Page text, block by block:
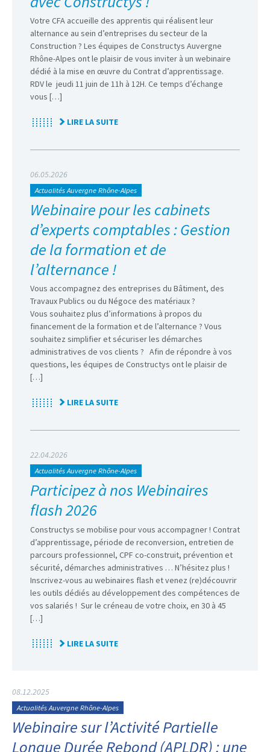
Votre CFA accueille des apprentis qui réalisent leur
alternance au sein d’entreprises du secteur de la
Construction ? Les équipes de Constructys Auvergne
Rhône-Alpes ont le plaisir de vous inviter à un webinaire
dédié à la mise en œuvre du Contrat d’apprentissage.
RDV le jeudi 11 juin de 11h à 12H. Ce temps d’échange
vous […]
LIRE LA SUITE
06.05.2026
Actualités Auvergne Rhône-Alpes
Webinaire pour les cabinets
d’experts comptables : Gestion
de la formation et de
l’alternance !
Vous accompagnez des entreprises du Bâtiment, des
Travaux Publics ou du Négoce des matériaux ?
Vous souhaitez plus d’informations à propos du
financement de la formation et de l’alternance ? Vous
souhaitez simplifier et sécuriser les démarches
administratives de vos clients ? Afin de répondre à vos
questions, les équipes de Constructys ont le plaisir de
[…]
LIRE LA SUITE
22.04.2026
Actualités Auvergne Rhône-Alpes
Participez à nos Webinaires
flash 2026
Constructys se mobilise pour vous accompagner ! Contrat
d’apprentissage, période de reconversion, entretien de
parcours professionnel, CPF co-construit, prévention et
sécurité, démarches administratives … N’hésitez plus !
Inscrivez-vous au webinaires flash et venez (re)découvrir
les outils dédiés au développement des compétences de
vos salariés ! Sur le créneau de votre choix, en 30 à 45
[…]
LIRE LA SUITE
08.12.2025
Actualités Auvergne Rhône-Alpes
Webinaire sur l’Activité Partielle
Longue Durée Rebond (APLDR) : une